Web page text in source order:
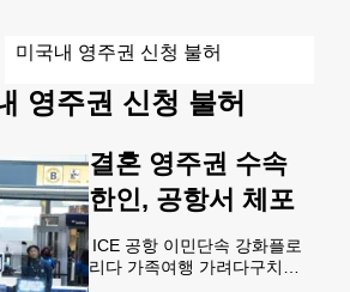
영주권 신청 불허
결혼 영주권 수속
한인, 공항서 체포
ICE 공항 이민단속 강화플로
리다 가족여행 가려다구치소